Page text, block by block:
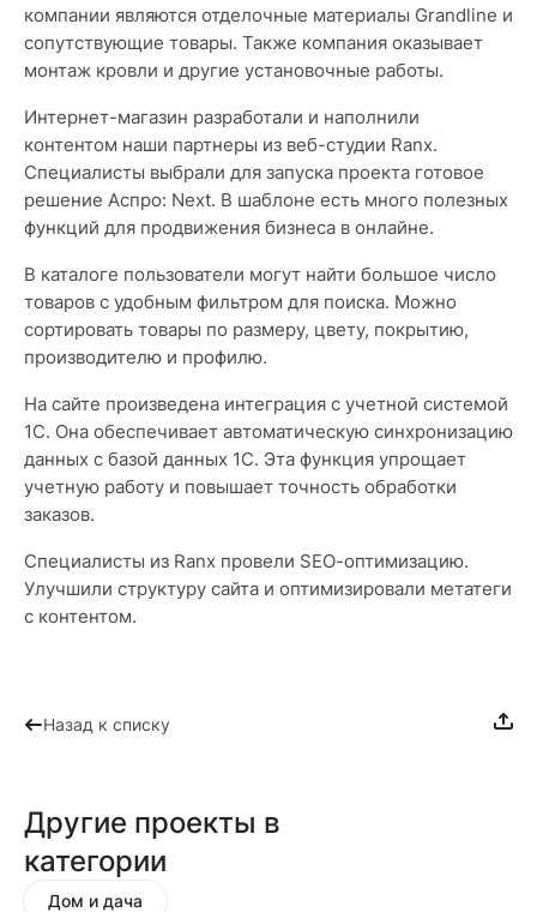
компании являются отделочные материалы Grandline и
сопутствующие товары. Также компания оказывает
монтаж кровли и другие установочные работы.
Интернет-магазин разработали и наполнили
контентом наши партнеры из веб-студии Ranx.
Специалисты выбрали для запуска проекта готовое
решение Аспро: Next. В шаблоне есть много полезных
функций для продвижения бизнеса в онлайне.
В каталоге пользователи могут найти большое число
товаров с удобным фильтром для поиска. Можно
сортировать товары по размеру, цвету, покрытию,
производителю и профилю.
На сайте произведена интеграция с учетной системой
1С. Она обеспечивает автоматическую синхронизацию
данных с базой данных 1С. Эта функция упрощает
учетную работу и повышает точность обработки
заказов.
Специалисты из Ranx провели SEO-оптимизацию.
Улучшили структуру сайта и оптимизировали метатеги
с контентом.
Назад к списку
Другие проекты в
категории
Дом и дача